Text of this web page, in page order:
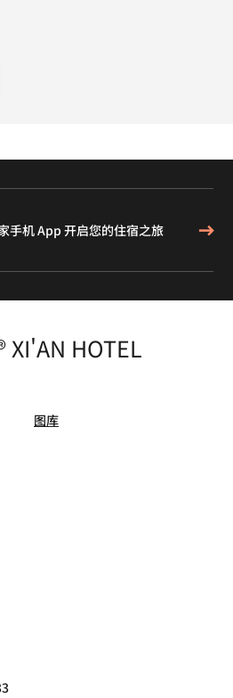
手机 App 开启您的住宿之旅
XI'AN HOTEL
图库